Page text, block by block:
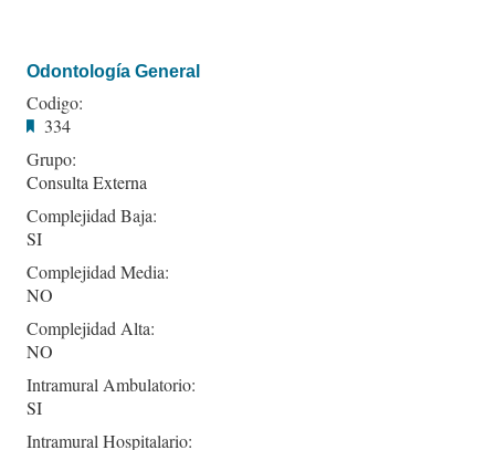
Odontología General
Codigo:
334
Grupo:
Consulta Externa
Complejidad Baja:
SI
Complejidad Media:
NO
Complejidad Alta:
NO
Intramural Ambulatorio:
SI
Intramural Hospitalario: